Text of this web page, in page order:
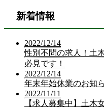
新着情報
2022/12/14
性別不問の求人！土
必見です！
2022/12/14
年末年始休業のお知
2022/11/11
【求人募集中】土木